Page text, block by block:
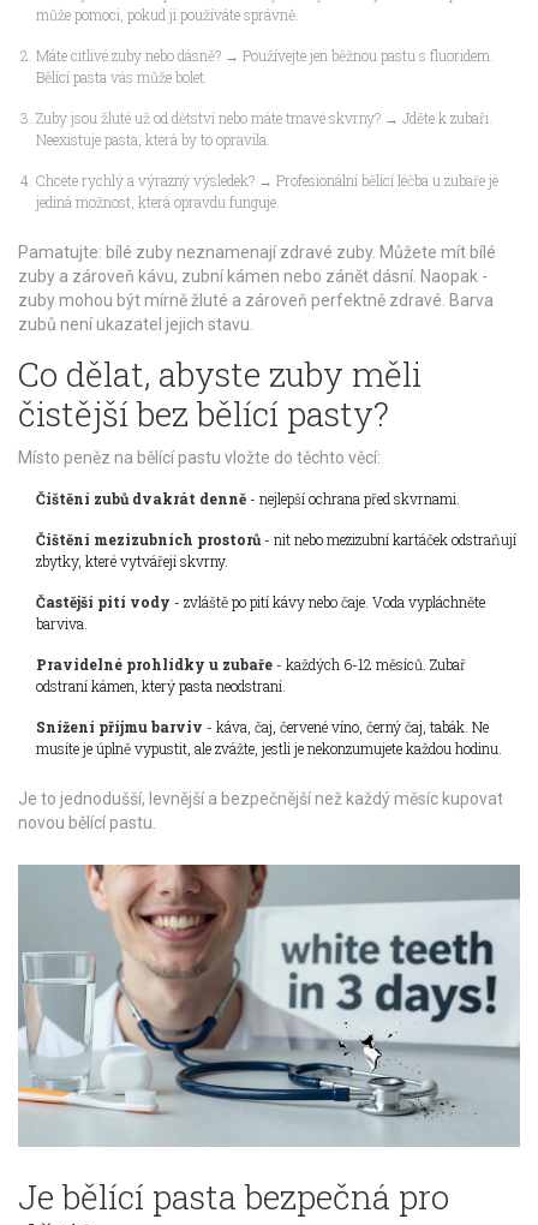
může pomoci, pokud ji používáte správně.
Máte citlivé zuby nebo dásně? → Používejte jen běžnou pastu s fluoridem.
Bělící pasta vás může bolet.
Zuby jsou žluté už od dětství nebo máte tmavé skvrny? → Jděte k zubaři.
Neexistuje pasta, která by to opravila.
Chcete rychlý a výrazný výsledek? → Profesionální bělící léčba u zubaře je
jediná možnost, která opravdu funguje.
Pamatujte: bílé zuby neznamenají zdravé zuby. Můžete mít bílé
zuby a zároveň kávu, zubní kámen nebo zánět dásní. Naopak -
zuby mohou být mírně žluté a zároveň perfektně zdravé. Barva
zubů není ukazatel jejich stavu.
Co dělat, abyste zuby měli
čistější bez bělící pasty?
Místo peněz na bělící pastu vložte do těchto věcí:
Čištění zubů dvakrát denně - nejlepší ochrana před skvrnami.
Čištění mezizubních prostorů - nit nebo mezizubní kartáček odstraňují
zbytky, které vytvářejí skvrny.
Častější pití vody - zvláště po pití kávy nebo čaje. Voda vypláchněte
barviva.
Pravidelné prohlídky u zubaře - každých 6-12 měsíců. Zubař
odstraní kámen, který pasta neodstraní.
Snížení příjmu barviv - káva, čaj, červené víno, černý čaj, tabák. Ne
musíte je úplně vypustit, ale zvážte, jestli je nekonzumujete každou hodinu.
Je to jednodušší, levnější a bezpečnější než každý měsíc kupovat
novou bělící pastu.
Je bělící pasta bezpečná pro